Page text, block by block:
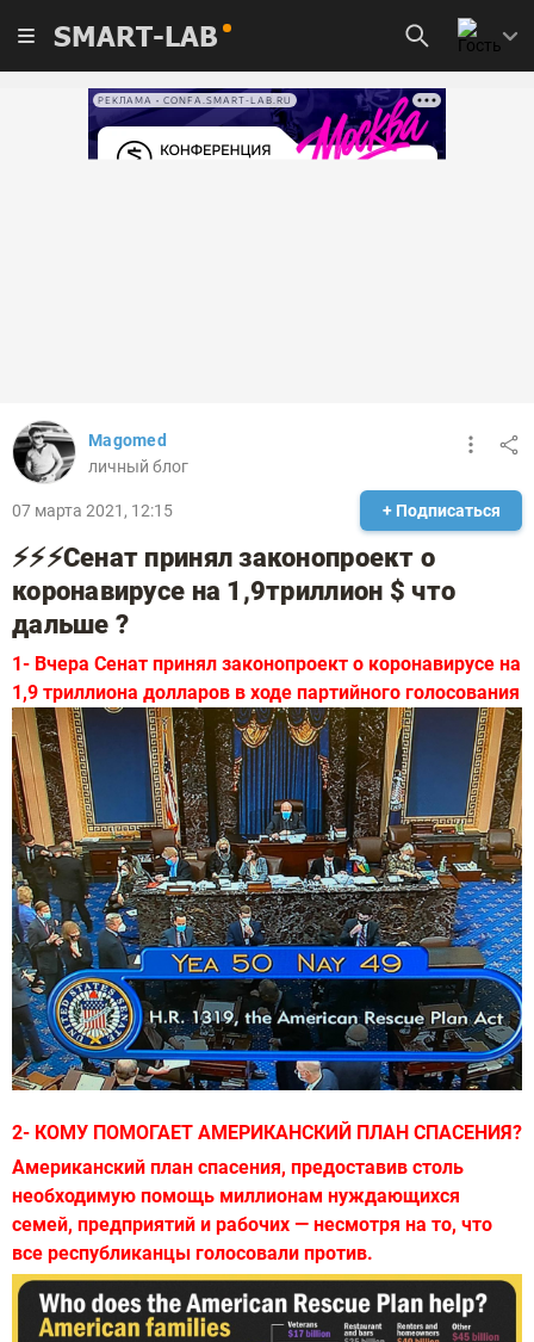
SMART-LAB
РЕКЛАМА • CONFA.SMART-LAB.RU
Magomed
личный блог
07 марта 2021, 12:15 + Подписаться
⚡️⚡️⚡️Сенат принял законопроект о
коронавирусе на 1,9триллион $ что
дальше ?
1- Вчера Сенат принял законопроект о коронавирусе на
1,9 триллиона долларов в ходе партийного голосования
2- КОМУ ПОМОГАЕТ АМЕРИКАНСКИЙ ПЛАН СПАСЕНИЯ?
Американский план спасения, предоставив столь
необходимую помощь миллионам нуждающихся
семей, предприятий и рабочих — несмотря на то, что
все республиканцы голосовали против.